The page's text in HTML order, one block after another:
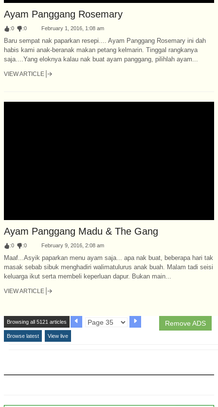
Ayam Panggang Rosemary
:0 :0 February 1, 2016, 1:08 am
Baru sempat nak paparkan resepi.... Ayam Panggang Rosemary ini dah
habis kami anak-beranak makan petang kelmarin. Tinggal rangkanya
saja....Yang eloknya kalau nak buat ayam panggang, pilihlah ayam...
VIEW ARTICLE
Ayam Panggang Madu & The Gang
:0 :0 February 9, 2016, 2:08 am
Maaf...Asyik paparkan menu ayam saja... apa nak buat, beberapa hari tak
masak sebab sibuk menghadiri walimatulurus anak buah. Malam tadi seisi
keluarga ikut serta membeli keperluan dapur. Bukan main...
VIEW ARTICLE
Remove ADS
Browsing all 5121 articles
Browse latest View live